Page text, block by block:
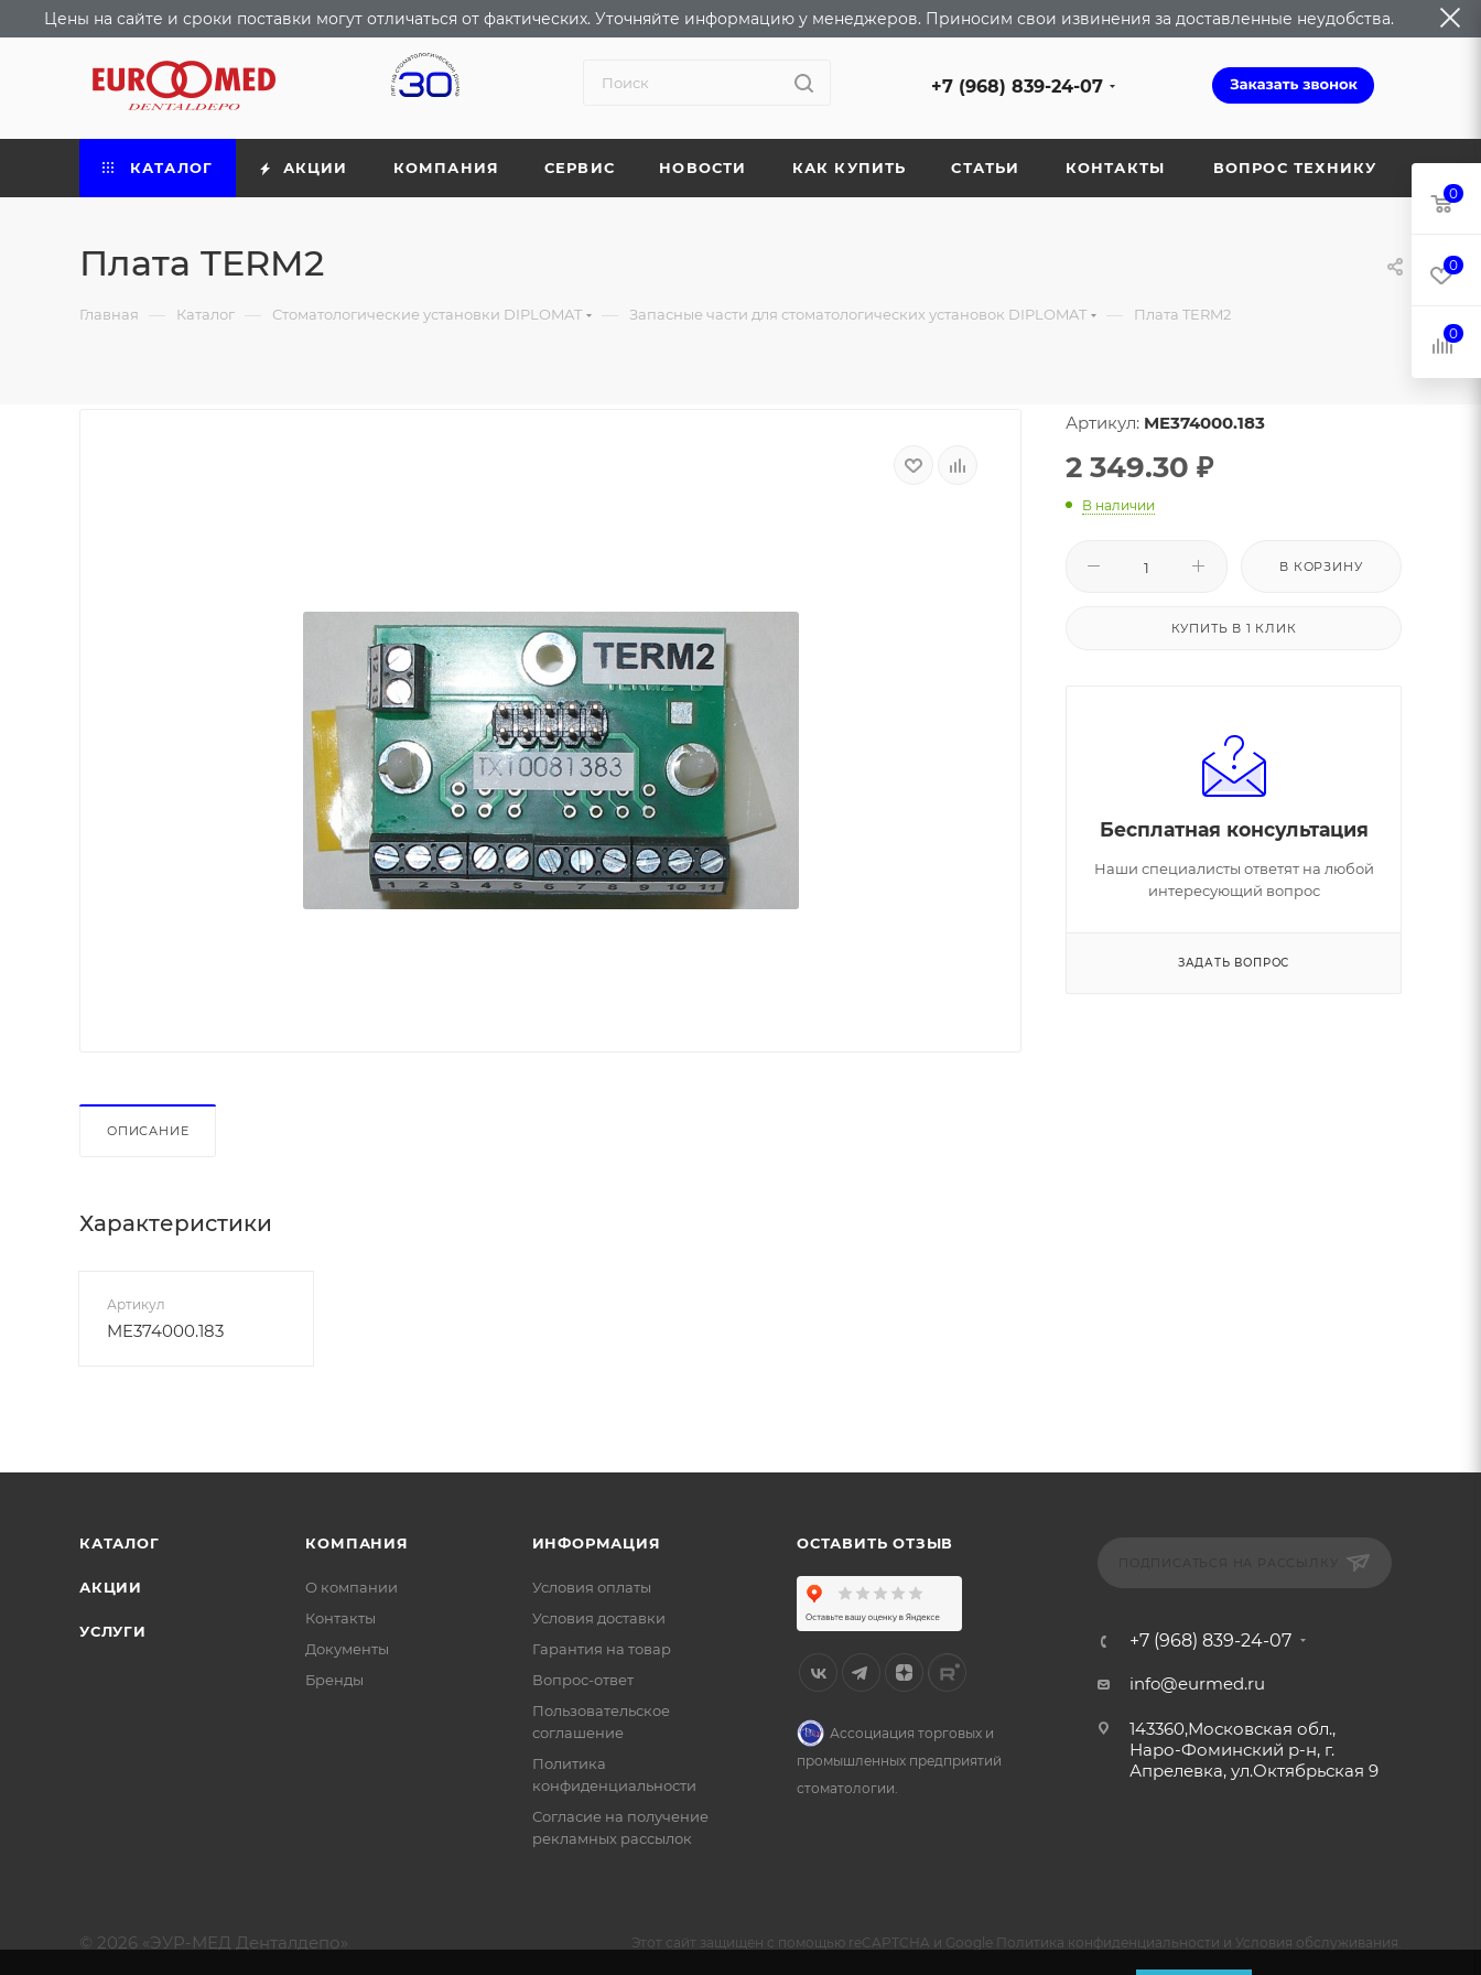
Цены на сайте и сроки поставки могут отличаться от фактических. Уточняйте информацию у менеджеров. Приносим свои извинения за доставленные неудобства.
+7 (968) 839-24-07
КАТАЛОГ АКЦИИ КОМПАНИЯ СЕРВИС НОВОСТИ КАК КУПИТЬ СТАТЬИ КОНТАКТЫ ВОПРОС ТЕХНИКУ
Плата TERM2
Главная — Каталог — Стоматологические установки DIPLOMAT — Запасные части для стоматологических установок DIPLOMAT — Плата TERM2
ОПИСАНИЕ
Характеристики
Артикул
ME374000.183
Артикул: ME374000.183
2 349.30 ₽
В наличии
В КОРЗИНУ
КУПИТЬ В 1 КЛИК
Бесплатная консультация
Наши специалисты ответят на любой
интересующий вопрос
ЗАДАТЬ ВОПРОС
КАТАЛОГ
АКЦИИ
УСЛУГИ
КОМПАНИЯ
О компании
Контакты
Документы
Бренды
ИНФОРМАЦИЯ
Условия оплаты
Условия доставки
Гарантия на товар
Вопрос-ответ
Пользовательское
соглашение
Политика
конфиденциальности
Согласие на получение
рекламных рассылок
ОСТАВИТЬ ОТЗЫВ
Ассоциация торговых и
промышленных предприятий
стоматологии.
+7 (968) 839-24-07
info@eurmed.ru
143360,Московская обл.,
Наро-Фоминский р-н, г.
Апрелевка, ул.Октябрьская 9
© 2026 «ЭУР-МЕД Денталдепо» Этот сайт защищен с помощью reCAPTCHA и Google Политика конфиденциальности и Условия обслуживания
0
0
0